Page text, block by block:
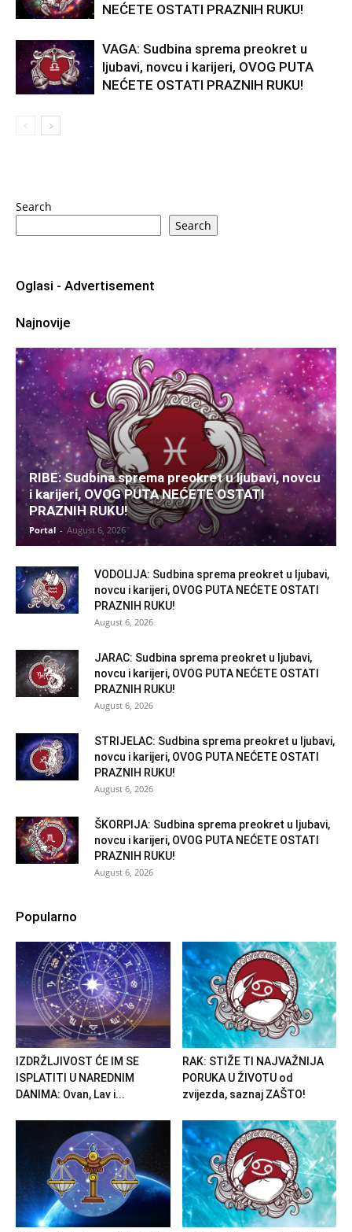
NEĆETE OSTATI PRAZNIH RUKU!
VAGA: Sudbina sprema preokret u
ljubavi, novcu i karijeri, OVOG PUTA
NEĆETE OSTATI PRAZNIH RUKU!
Search
Search
Oglasi - Advertisement
Najnovije
RIBE: Sudbina sprema preokret u ljubavi, novcu
i karijeri, OVOG PUTA NEĆETE OSTATI
PRAZNIH RUKU!
Portal - August 6, 2026
VODOLIJA: Sudbina sprema preokret u ljubavi,
novcu i karijeri, OVOG PUTA NEĆETE OSTATI
PRAZNIH RUKU!
August 6, 2026
JARAC: Sudbina sprema preokret u ljubavi,
novcu i karijeri, OVOG PUTA NEĆETE OSTATI
PRAZNIH RUKU!
August 6, 2026
STRIJELAC: Sudbina sprema preokret u ljubavi,
novcu i karijeri, OVOG PUTA NEĆETE OSTATI
PRAZNIH RUKU!
August 6, 2026
ŠKORPIJA: Sudbina sprema preokret u ljubavi,
novcu i karijeri, OVOG PUTA NEĆETE OSTATI
PRAZNIH RUKU!
August 6, 2026
Popularno
IZDRŽLJIVOST ĆE IM SE
ISPLATITI U NAREDNIM
DANIMA: Ovan, Lav i...
RAK: STIŽE TI NAJVAŽNIJA
PORUKA U ŽIVOTU od
zvijezda, saznaj ZAŠTO!